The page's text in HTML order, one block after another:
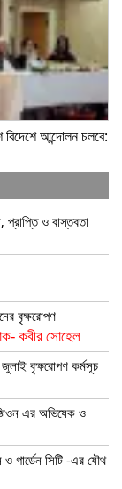
বিদেশে আন্দোলন চলবে:
প্রাপ্তি ও বাস্তবতা
বৃক্ষরোপণ
কবীর সোহেল
বৃক্ষরোপণ কর্মসূচ
এর অভিষেক ও
ও গার্ডেন সিটি -এর যৌথ